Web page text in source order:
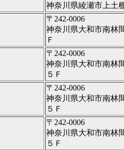
神奈川県綾瀬市上土
〒242-0006
神奈川県大和市南林
Ｆ
〒242-0006
神奈川県大和市南林
５Ｆ
〒242-0006
神奈川県大和市南林
５Ｆ
〒242-0006
神奈川県大和市南林
５Ｆ